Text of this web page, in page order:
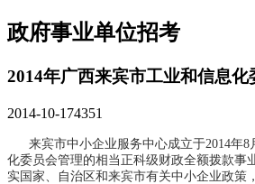
政府事业单位招考
2014年广西来宾市工业和信息
2014-10-174351
来宾市中小企业服务中心成立于2014年
化委员会管理的相当正科级财政全额拨款事
实国家、自治区和来宾市有关中小企业政策